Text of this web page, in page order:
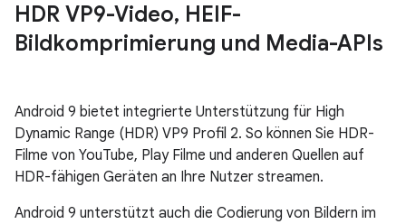
HDR VP9-Video, HEIF-
Bildkomprimierung und Media-APIs
Android 9 bietet integrierte Unterstützung für High
Dynamic Range (HDR) VP9 Profil 2. So können Sie HDR-
Filme von YouTube, Play Filme und anderen Quellen auf
HDR-fähigen Geräten an Ihre Nutzer streamen.
Android 9 unterstützt auch die Codierung von Bildern im